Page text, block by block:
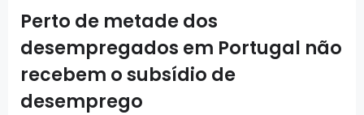
Perto de metade dos
desempregados em Portugal não
recebem o subsídio de
desemprego